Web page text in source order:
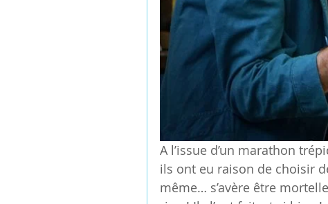
A l’issue d’un marathon
ils ont eu raison de choisir
même… s’avère être